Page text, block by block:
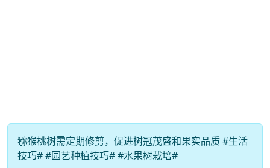
猕猴桃树需定期修剪，促进树冠茂盛和果实品质 #生活
技巧# #园艺种植技巧# #水果树栽培#